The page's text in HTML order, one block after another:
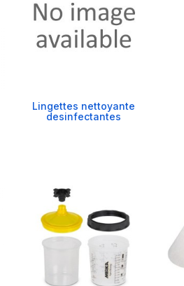
Lingettes nettoyante
desinfectantes